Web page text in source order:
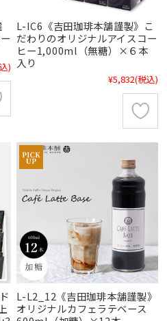
)
L-IC6《吉田珈琲本舗謹製》こ
だわりのオリジナルアイスコー
ヒー1,000ml（無糖）×６本
入り
¥5,832(税込)
L-L2_12《吉田珈琲本舗謹製》
オリジナルカフェラテベース